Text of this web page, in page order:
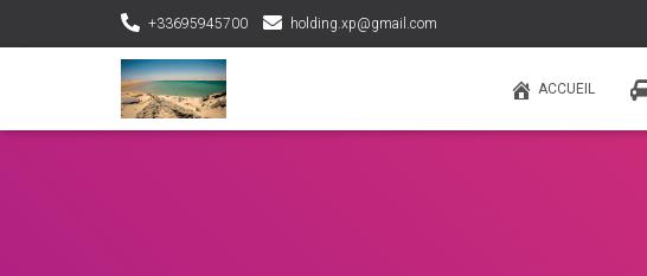
+33695945700 holding.xp@gmail.com
ACCUEIL